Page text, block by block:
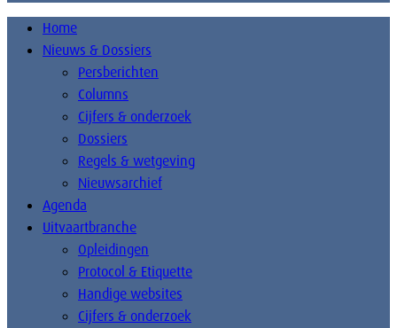
Home
Nieuws & Dossiers
Persberichten
Columns
Cijfers & onderzoek
Dossiers
Regels & wetgeving
Nieuwsarchief
Agenda
Uitvaartbranche
Opleidingen
Protocol & Etiquette
Handige websites
Cijfers & onderzoek